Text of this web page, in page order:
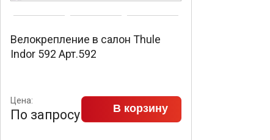
Велокрепление в салон Thule
Indor 592 Арт.592
Цена:
По запросу В корзину